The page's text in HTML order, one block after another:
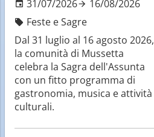
31/07/2026
16/08/2026
Feste e Sagre
Dal 31 luglio al 16 agosto 2026,
la comunità di Mussetta
celebra la Sagra dell'Assunta
con un fitto programma di
gastronomia, musica e attività
culturali.